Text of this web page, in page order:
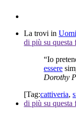
La trovi in
di più su questa
“Io
essere
Dorothy
[Tag:cattiveria,
di più su questa